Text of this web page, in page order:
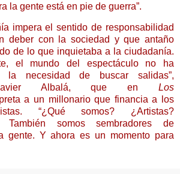
la gente está en pie de guerra”.
impera el sentido de responsabilidad
deber con la sociedad y que antaño
de lo que inquietaba a la ciudadanía.
el mundo del espectáculo no ha
la necesidad de buscar salidas”,
Javier Albalá, que en Los
a un millonario que financia a los
“¿Qué somos? ¿Artistas?
También somos sembradores de
gente. Y ahora es un momento para